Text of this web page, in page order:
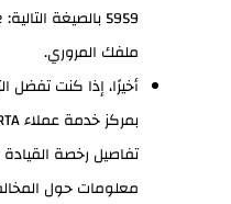
ملفك المروري.
أخيرًا، إذا كنت تفضل
تفاصيل رخصة
معلومات حول